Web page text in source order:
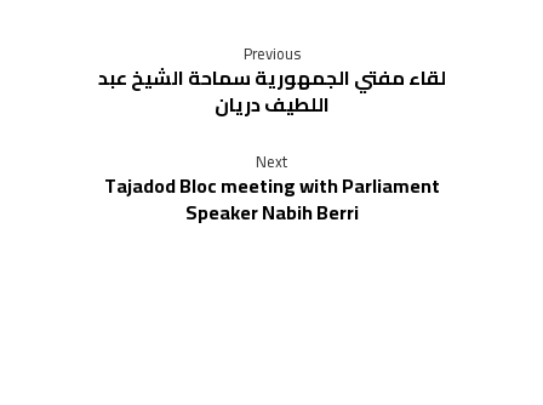
Previous
لقاء مفتي الجمهورية سماحة الشيخ عبد
اللطيف دريان
Next
Tajadod Bloc meeting with Parliament
Speaker Nabih Berri